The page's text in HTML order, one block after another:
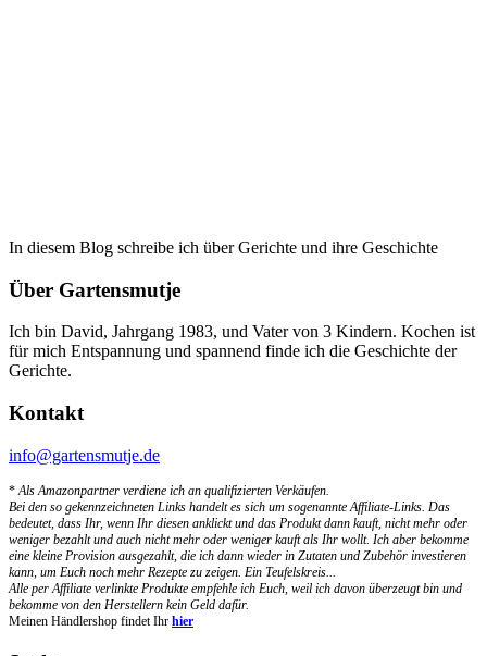
In diesem Blog schreibe ich über Gerichte und ihre Geschichte
Über Gartensmutje
Ich bin David, Jahrgang 1983, und Vater von 3 Kindern. Kochen ist
für mich Entspannung und spannend finde ich die Geschichte der
Gerichte.
Kontakt
info@gartensmutje.de
*Als Amazonpartner verdiene ich an qualifizierten Verkäufen.
Bei den so gekennzeichneten Links handelt es sich um sogenannte Affiliate-Links. Das
bedeutet, dass Ihr, wenn Ihr diesen anklickt und das Produkt dann kauft, nicht mehr oder
weniger bezahlt und auch nicht mehr oder weniger kauft als Ihr wollt. Ich aber bekomme
eine kleine Provision ausgezahlt, die ich dann wieder in Zutaten und Zubehör investieren
kann, um Euch noch mehr Rezepte zu zeigen. Ein Teufelskreis...
Alle per Affiliate verlinkte Produkte empfehle ich Euch, weil ich davon überzeugt bin und
bekomme von den Herstellern kein Geld dafür.
Meinen Händlershop findet Ihr hier